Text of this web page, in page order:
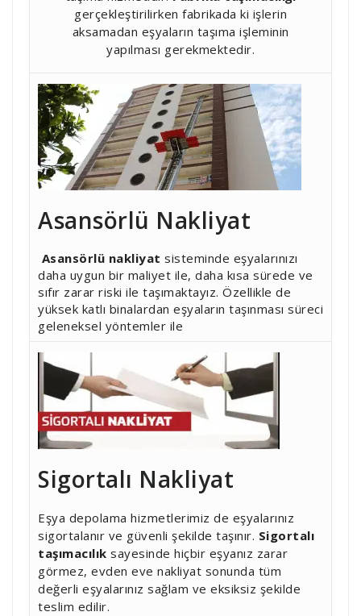
gerçekleştirilirken fabrikada ki işlerin
aksamadan eşyaların taşıma işleminin
yapılması gerekmektedir.
Asansörlü Nakliyat
Asansörlü nakliyat sisteminde eşyalarınızı
daha uygun bir maliyet ile, daha kısa sürede ve
sıfır zarar riski ile taşımaktayız. Özellikle de
yüksek katlı binalardan eşyaların taşınması süreci
geleneksel yöntemler ile
Sigortalı Nakliyat
Eşya depolama hizmetlerimiz de eşyalarınız
sigortalanır ve güvenli şekilde taşınır. Sigortalı
taşımacılık sayesinde hiçbir eşyanız zarar
görmez, evden eve nakliyat sonunda tüm
değerli eşyalarınız sağlam ve eksiksiz şekilde
teslim edilir.